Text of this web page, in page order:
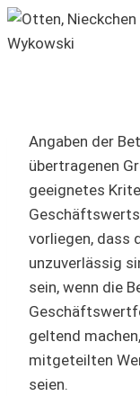
Zum
Inhalt
Angaben der
übertragenen
geeignetes
vorliegen, dass
unzuverlässig
sein, wenn die
geltend
mitgeteilten
seien.